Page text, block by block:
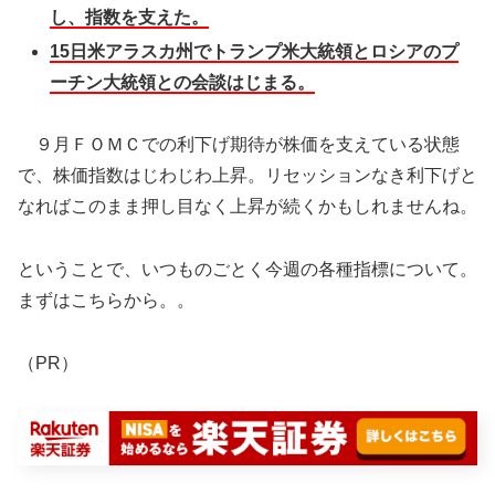
し、指数を支えた。
15日米アラスカ州でトランプ米大統領とロシアのプ
ーチン大統領との会談はじまる。
９月ＦＯＭＣでの利下げ期待が株価を支えている状態
で、株価指数はじわじわ上昇。リセッションなき利下げと
なればこのまま押し目なく上昇が続くかもしれませんね。
ということで、いつものごとく今週の各種指標について。
まずはこちらから。。
（PR）